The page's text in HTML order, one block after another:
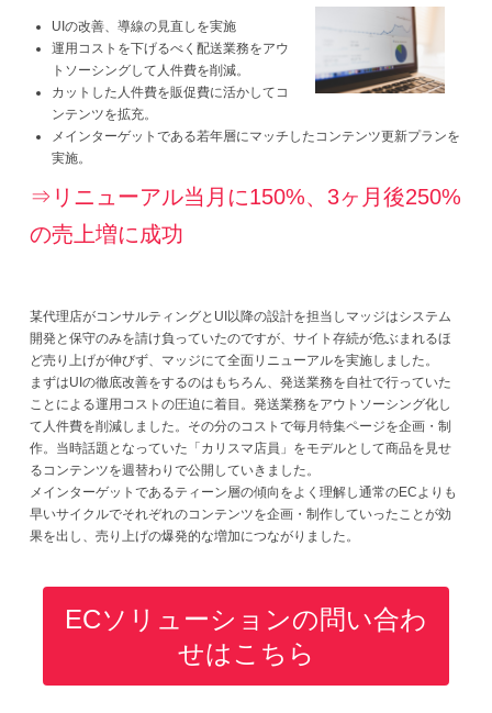
UIの改善、導線の見直しを実施
運用コストを下げるべく配送業務をアウ
トソーシングして人件費を削減。
カットした人件費を販促費に活かしてコ
ンテンツを拡充。
メインターゲットである若年層にマッチしたコンテンツ更新プランを
実施。
⇒リニューアル当月に150%、3ヶ月後250%
の売上増に成功
某代理店がコンサルティングとUI以降の設計を担当しマッジはシステム
開発と保守のみを請け負っていたのですが、サイト存続が危ぶまれるほ
ど売り上げが伸びず、マッジにて全面リニューアルを実施しました。
まずはUIの徹底改善をするのはもちろん、発送業務を自社で行っていた
ことによる運用コストの圧迫に着目。発送業務をアウトソーシング化し
て人件費を削減しました。その分のコストで毎月特集ページを企画・制
作。当時話題となっていた「カリスマ店員」をモデルとして商品を見せ
るコンテンツを週替わりで公開していきました。
メインターゲットであるティーン層の傾向をよく理解し通常のECよりも
早いサイクルでそれぞれのコンテンツを企画・制作していったことが効
果を出し、売り上げの爆発的な増加につながりました。
ECソリューションの問い合わ
せはこちら